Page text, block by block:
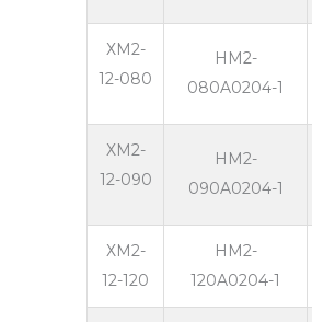
ХМ2-
12-080
HM2-
080A0204-1
ХМ2-
12-090
HM2-
090A0204-1
ХМ2-
12-120
HM2-
120A0204-1